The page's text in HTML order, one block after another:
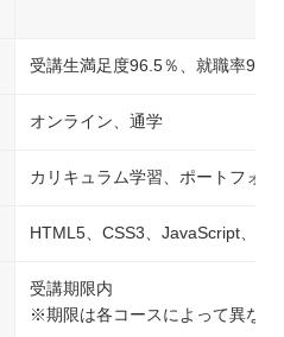
受講生満足度96.5％、就職率96％
オンライン、通学
カリキュラム学習、ポートフォリ
HTML5、CSS3、JavaScript、
受講期限内
※期限は各コースによって異なり